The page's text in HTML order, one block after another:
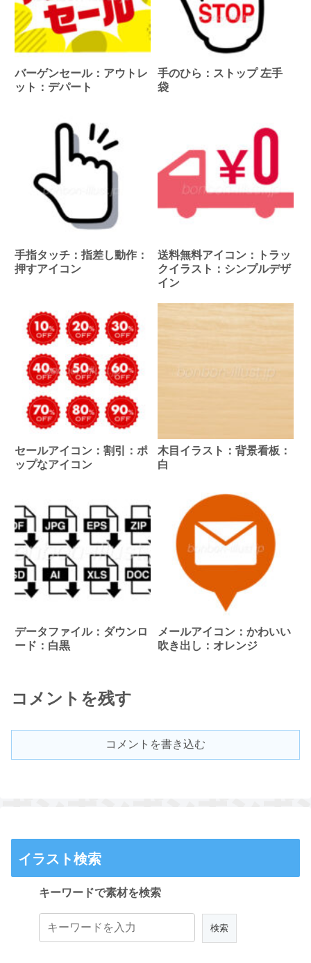
バーゲンセール：アウトレ
ット：デパート
手のひら：ストップ 左手
袋
手指タッチ：指差し動作：
押すアイコン
送料無料アイコン：トラッ
クイラスト：シンプルデザ
イン
セールアイコン：割引：ポ
ップなアイコン
木目イラスト：背景看板：
白
データファイル：ダウンロ
ード：白黒
メールアイコン：かわいい
吹き出し：オレンジ
コメントを残す
コメントを書き込む
イラスト検索
キーワードで素材を検索